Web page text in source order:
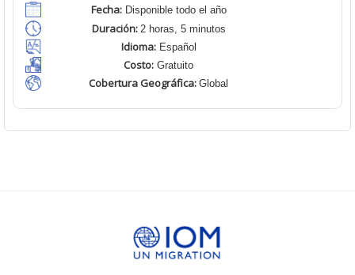
Fecha:Disponible todo el año
Duración: 2 horas, 5 minutos
Idioma:Español
Costo: Gratuito
Cobertura Geográfica: Global